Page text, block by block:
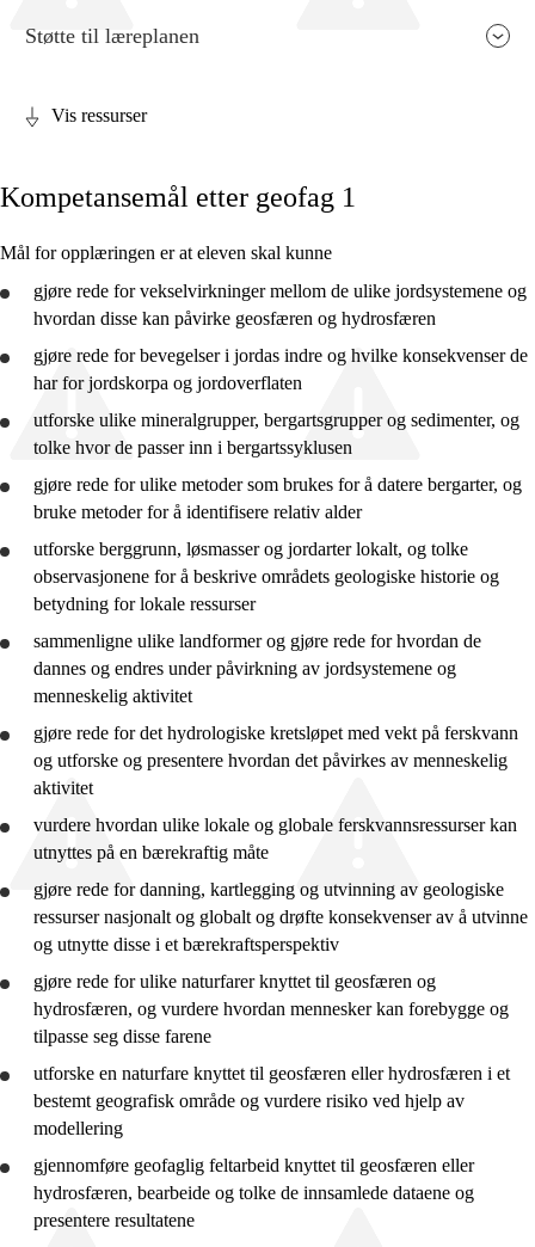
Kjerneelementer
Tverrfaglige temaer
Grunnleggende ferdigheter
Geofag X
Geofag 2
Støtte til læreplanen
Vis ressurser
Kompetansemål etter geofag 1
Mål for opplæringen er at eleven skal kunne
gjøre rede forvekselvirkninger mellom de ulike jordsystemene og
hvordan disse kan påvirke geosfæren og hydrosfæren
gjøre rede forbevegelser i jordas indre og hvilke konsekvenser de
har for jordskorpa og jordoverflaten
utforske ulike mineralgrupper, bergartsgrupper og sedimenter, og
tolke hvor de passer inn i bergartssyklusen
gjøre rede forulike metoder som brukes for å datere bergarter, og
bruke metoder for å identifisere relativ alder
utforske berggrunn, løsmasser og jordarter lokalt, og tolke
observasjonene for å beskrive områdets geologiske historie og
betydning for lokale ressurser
sammenligne ulike landformer og gjøre rede forhvordan de
dannes og endres under påvirkning av jordsystemene og
menneskelig aktivitet
gjøre rede fordet hydrologiske kretsløpet med vekt på ferskvann
og utforske og presentere hvordan det påvirkes av menneskelig
aktivitet
vurdere hvordan ulike lokale og globale ferskvannsressurser kan
utnyttes på en bærekraftig måte
gjøre rede fordanning, kartlegging og utvinning av geologiske
ressurser nasjonalt og globalt og drøfte konsekvenser av å utvinne
og utnytte disse i et bærekraftsperspektiv
gjøre rede forulike naturfarer knyttet til geosfæren og
hydrosfæren, og vurdere hvordan mennesker kan forebygge og
tilpasse seg disse farene
utforske en naturfare knyttet til geosfæren eller hydrosfæren i et
bestemt geografisk område og vurdere risiko ved hjelp av
modellering
gjennomføre geofaglig feltarbeid knyttet til geosfæren eller
hydrosfæren, bearbeide og tolke de innsamlede dataene og
presentere resultatene